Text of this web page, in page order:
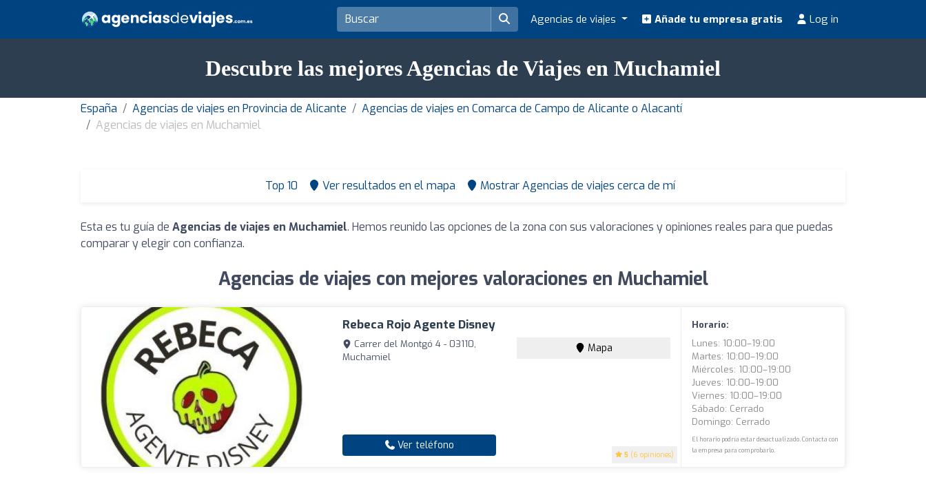
Agencias de viajes Añade tu empresa gratis Log in
Descubre las mejores Agencias de Viajes en Muchamiel
España Agencias de viajes en Provincia de Alicante
Agencias de viajes en Comarca de Campo de Alicante o Alacantí
Agencias de viajes en Muchamiel
Top 10 Ver resultados en el mapa Mostrar Agencias de viajes cerca de mí
Esta es tu guía de Agencias de viajes en Muchamiel. Hemos reunido las opciones de la zona con sus valoraciones y opiniones reales para que puedas
comparar y elegir con confianza.
Agencias de viajes con mejores valoraciones en Muchamiel
Rebeca Rojo Agente Disney
5 (6 opiniones)
Carrer del Montgó 4 - 03110,
Muchamiel
Mapa
Ver teléfono
Horario:
Lunes: 10:00–19:00
Martes: 10:00–19:00
Miércoles: 10:00–19:00
Jueves: 10:00–19:00
Viernes: 10:00–19:00
Sábado: Cerrado
Domingo: Cerrado
El horario podría estar desactualizado. Contacta con
la empresa para comprobarlo.